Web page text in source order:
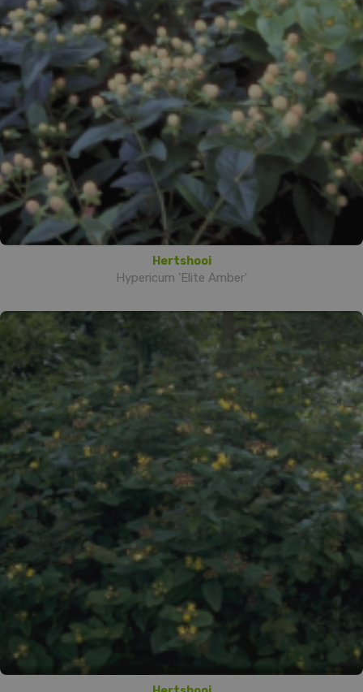
Hertshooi
Hypericum 'Elite Amber'